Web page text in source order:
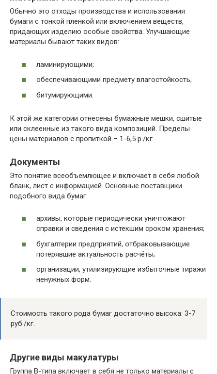
Обычно это отходы производства и использования
бумаги с тонкой пленкой или включением веществ,
придающих изделию особые свойства. Улучшающие
материалы бывают таких видов:
ламинирующими;
обеспечивающими предмету влагостойкость;
битумирующими.
К этой же категории отнесены бумажные мешки, сшитые
или склеенные из такого вида композиций. Пределы
цены материалов с пропиткой – 1-6,5 р./кг.
Документы
Это понятие всеобъемлющее и включает в себя любой
бланк, лист с информацией. Основные поставщики
подобного вида бумаг:
архивы, которые периодически уничтожают
справки и сведения с истекшим сроком хранения;
бухгалтерии предприятий, отбраковывающие
потерявшие актуальность расчёты;
организации, утилизирующие избыточные тиражи
ненужных форм.
Стоимость такого рода бумаг достаточно высока: 3-7
руб./кг.
Другие виды макулатуры
Группа В-типа включает в себя не только материалы с